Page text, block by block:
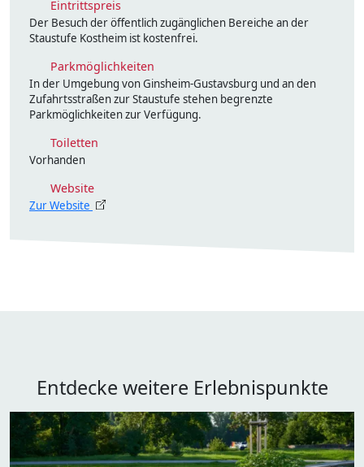
Eintrittspreis
Der Besuch der öffentlich zugänglichen Bereiche an der
Staustufe Kostheim ist kostenfrei.
Parkmöglichkeiten
In der Umgebung von Ginsheim-Gustavsburg und an den
Zufahrtsstraßen zur Staustufe stehen begrenzte
Parkmöglichkeiten zur Verfügung.
Toiletten
Vorhanden
Website
Zur Website
Entdecke weitere Erlebnispunkte